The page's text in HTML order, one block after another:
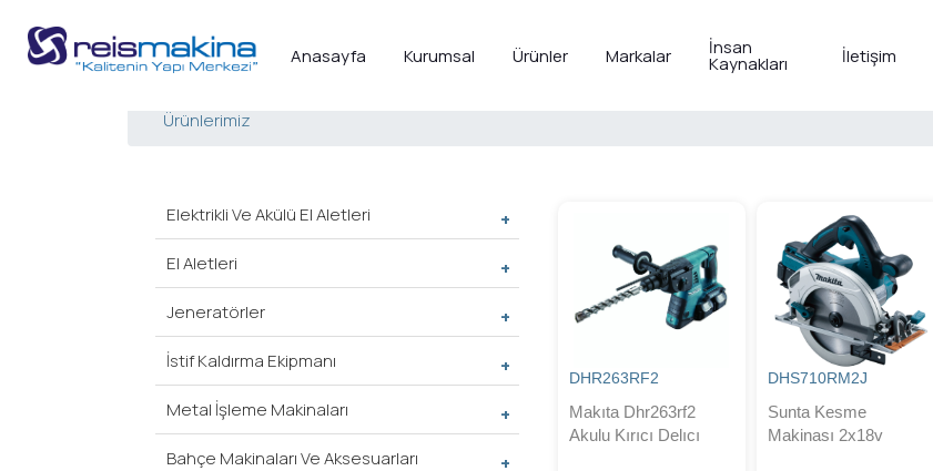
Anasayfa Kurumsal Ürünler Markalar İnsan
Kaynakları İletişim
Ürünlerimiz
Elektrikli Ve Akülü El Aletleri
El Aletleri
Jeneratörler
İstif Kaldırma Ekipmanı
Metal İşleme Makinaları
Bahçe Makinaları Ve Aksesuarları
DHR263RF2
Makıta Dhr263rf2
Akulu Kırıcı Delıcı
DHS710RM2J
Sunta Kesme
Makinası 2x18v